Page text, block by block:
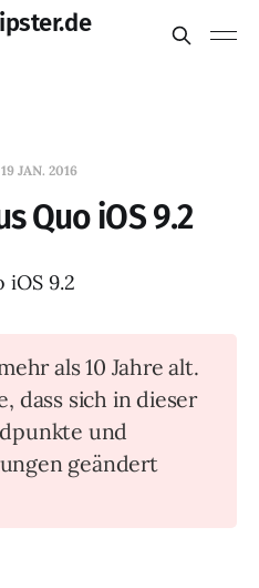
19 JAN. 2016
Quo iOS 9.2
als 10 Jahre alt.
dass sich in dieser
und
geändert